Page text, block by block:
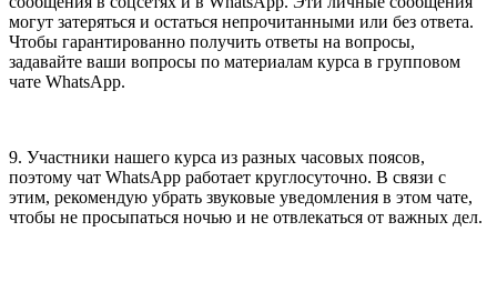
могут затеряться и остаться непрочитанными или без ответа.
Чтобы гарантированно получить ответы на вопросы,
задавайте ваши вопросы по материалам курса в групповом
чате WhatsApp.
9. Участники нашего курса из разных часовых поясов,
поэтому чат WhatsApp работает круглосуточно. В связи с
этим, рекомендую убрать звуковые уведомления в этом чате,
чтобы не просыпаться ночью и не отвлекаться от важных дел.